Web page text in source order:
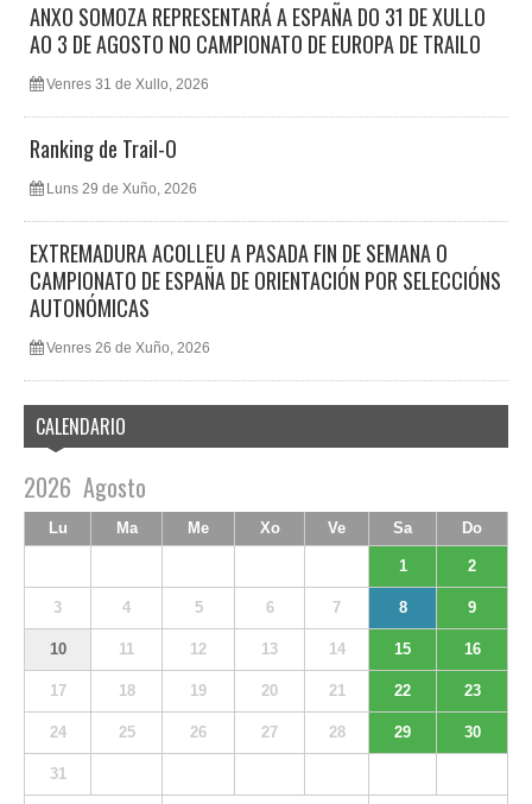
ANXO SOMOZA REPRESENTARÁ A ESPAÑA DO 31 DE XULLO
AO 3 DE AGOSTO NO CAMPIONATO DE EUROPA DE TRAILO
Venres 31 de Xullo, 2026
Ranking de Trail-O
Luns 29 de Xuño, 2026
EXTREMADURA ACOLLEU A PASADA FIN DE SEMANA O
CAMPIONATO DE ESPAÑA DE ORIENTACIÓN POR SELECCIÓNS
AUTONÓMICAS
Venres 26 de Xuño, 2026
CALENDARIO
2026 Agosto
Lu Ma Me Xo Ve Sa Do
1 2
3 4 5 6 7 8 9
10 11 12 13 14 15 16
17 18 19 20 21 22 23
24 25 26 27 28 29 30
31